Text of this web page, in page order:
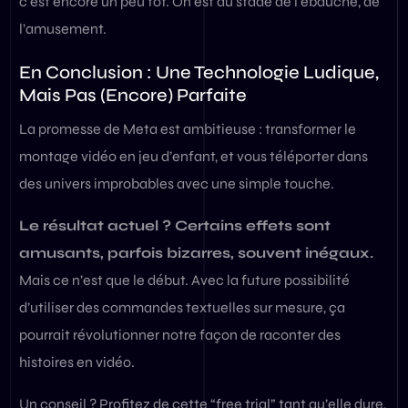
l’amusement.
En Conclusion : Une Technologie Ludique,
Mais Pas (Encore) Parfaite
La promesse de Meta est ambitieuse : transformer le
montage vidéo en jeu d’enfant, et vous téléporter dans
des univers improbables avec une simple touche.
Le résultat actuel ? Certains effets sont
amusants, parfois bizarres, souvent inégaux.
Mais ce n’est que le début. Avec la future possibilité
d’utiliser des commandes textuelles sur mesure, ça
pourrait révolutionner notre façon de raconter des
histoires en vidéo.
Un conseil ? Profitez de cette “free trial” tant qu’elle dure,